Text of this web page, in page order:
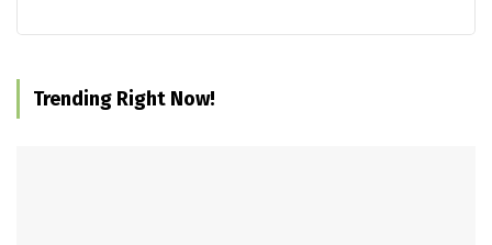
Trending Right Now!